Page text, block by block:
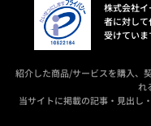
株式会社
者に対し
受けていま
紹介した商品/サービスを購入、
れ
当サイトに掲載の記事・見出し